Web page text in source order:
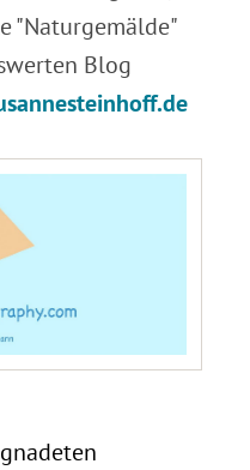
"Naturgemälde"
Blog